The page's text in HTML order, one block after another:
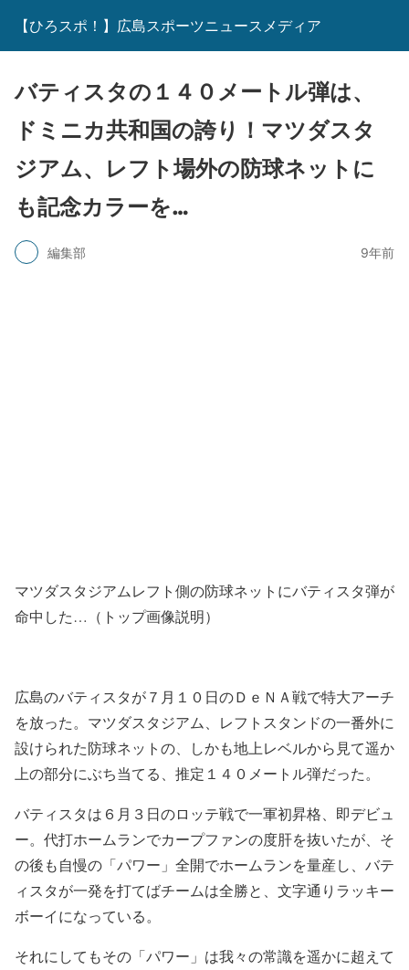
【ひろスポ！】広島スポーツニュースメディア
バティスタの１４０メートル弾は、
ドミニカ共和国の誇り！マツダスタ
ジアム、レフト場外の防球ネットに
も記念カラーを…
編集部 9年前
マツダスタジアムレフト側の防球ネットにバティスタ弾が
命中した…（トップ画像説明）
広島のバティスタが７月１０日のＤｅＮＡ戦で特大アーチ
を放った。マツダスタジアム、レフトスタンドの一番外に
設けられた防球ネットの、しかも地上レベルから見て遥か
上の部分にぶち当てる、推定１４０メートル弾だった。
バティスタは６月３日のロッテ戦で一軍初昇格、即デビュ
ー。代打ホームランでカープファンの度肝を抜いたが、そ
の後も自慢の「パワー」全開でホームランを量産し、バテ
ィスタが一発を打てばチームは全勝と、文字通りラッキー
ボーイになっている。
それにしてもその「パワー」は我々の常識を遥かに超えて